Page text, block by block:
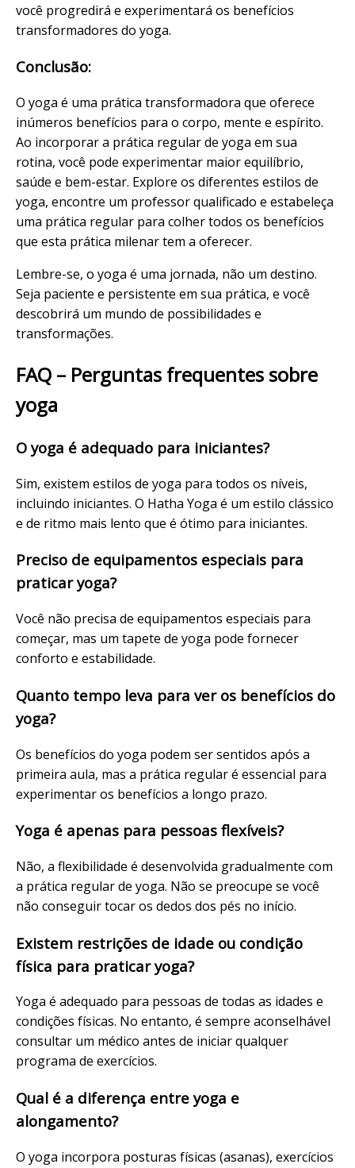
você progredirá e experimentará os benefícios
transformadores do yoga.
Conclusão:
O yoga é uma prática transformadora que oferece
inúmeros benefícios para o corpo, mente e espírito.
Ao incorporar a prática regular de yoga em sua
rotina, você pode experimentar maior equilíbrio,
saúde e bem-estar. Explore os diferentes estilos de
yoga, encontre um professor qualificado e estabeleça
uma prática regular para colher todos os benefícios
que esta prática milenar tem a oferecer.
Lembre-se, o yoga é uma jornada, não um destino.
Seja paciente e persistente em sua prática, e você
descobrirá um mundo de possibilidades e
transformações.
FAQ – Perguntas frequentes sobre
yoga
O yoga é adequado para iniciantes?
Sim, existem estilos de yoga para todos os níveis,
incluindo iniciantes. O Hatha Yoga é um estilo clássico
e de ritmo mais lento que é ótimo para iniciantes.
Preciso de equipamentos especiais para
praticar yoga?
Você não precisa de equipamentos especiais para
começar, mas um tapete de yoga pode fornecer
conforto e estabilidade.
Quanto tempo leva para ver os benefícios do
yoga?
Os benefícios do yoga podem ser sentidos após a
primeira aula, mas a prática regular é essencial para
experimentar os benefícios a longo prazo.
Yoga é apenas para pessoas flexíveis?
Não, a flexibilidade é desenvolvida gradualmente com
a prática regular de yoga. Não se preocupe se você
não conseguir tocar os dedos dos pés no início.
Existem restrições de idade ou condição
física para praticar yoga?
Yoga é adequado para pessoas de todas as idades e
condições físicas. No entanto, é sempre aconselhável
consultar um médico antes de iniciar qualquer
programa de exercícios.
Qual é a diferença entre yoga e
alongamento?
O yoga incorpora posturas físicas (asanas), exercícios